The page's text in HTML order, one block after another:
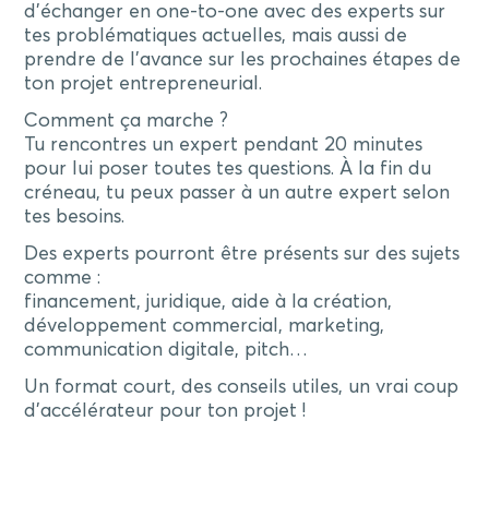
d’échanger en one-to-one avec des experts sur
tes problématiques actuelles, mais aussi de
prendre de l’avance sur les prochaines étapes de
ton projet entrepreneurial.
Comment ça marche ?
Tu rencontres un expert pendant 20 minutes
pour lui poser toutes tes questions. À la fin du
créneau, tu peux passer à un autre expert selon
tes besoins.
Des experts pourront être présents sur des sujets
comme :
financement, juridique, aide à la création,
développement commercial, marketing,
communication digitale, pitch…
Un format court, des conseils utiles, un vrai coup
d’accélérateur pour ton projet !